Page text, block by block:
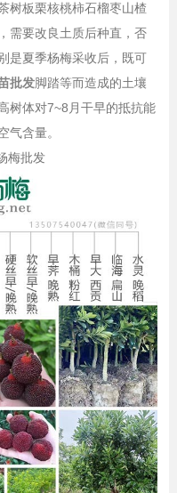
树板栗核桃柿石榴枣山楂
需要改良土质后种直，否
是夏季杨梅采收后，既可
批发脚踏等而造成的土壤
树体对7~8月干早的抵抗能
气含量。